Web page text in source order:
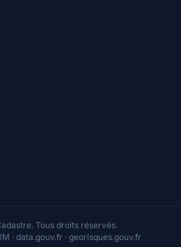
Tous droits réservés.
· data.gouv.fr · georisques.gouv.fr